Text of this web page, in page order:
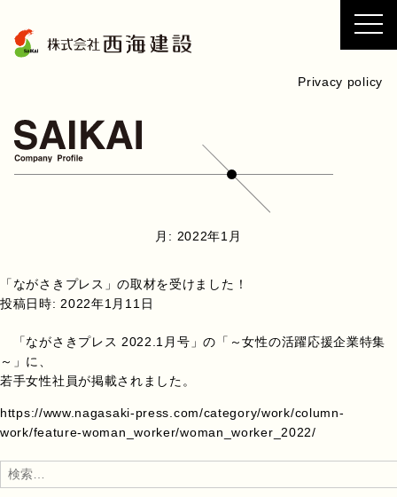
Privacy policy
月: 2022年1月
「ながさきプレス」の取材を受けました！
投稿日時: 2022年1月11日
「ながさきプレス 2022.1月号」の「～女性の活躍応援企業特集
～」に、
若手女性社員が掲載されました。
https://www.nagasaki-press.com/category/work/column-
work/feature-woman_worker/woman_worker_2022/
検
索: